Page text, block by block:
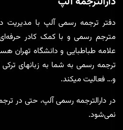
دفتر ترجمه رسمی آلپ با مدیریت
مترجم رسمی و با کمک کادر
علامه طباطبایی و دانشگاه تهران
ترجمه رسمی به شما به زبانهای ترکی
و… فعالیت میکند.
در دارالترجمه رسمی آلپ، حتی در
نمی‌شود.